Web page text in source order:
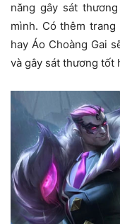
năng gây sát
mình. Có thêm
hay Áo Choàng Gai
và gây sát thương tốt